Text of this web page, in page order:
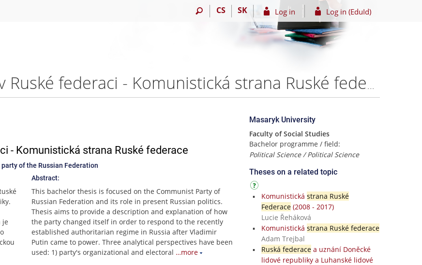
CS SK Log in Log in (EduId)
Opoziční politické strany v Ruské federaci - Komunistická strana Ruské federace – Ing. Mgr. Jan Karlíček
- Komunistická strana Ruské federace
of the Russian Federation
je
Abstract:
This bachelor thesis is focused on the Communist Party of
Russian Federation and its role in present Russian politics.
Thesis aims to provide a description and explanation of how
the party changed itself in order to respond to the recently
established authoritarian regime in Russia after Vladimir
Putin came to power. Three analytical perspectives have been
used: 1) party's organizational and electoral …more
Masaryk University
Faculty of Social Studies
Bachelor programme / field:
Political Science / Political Science
Theses on a related topic
Komunistická strana Ruské
Federace(2008 - 2017)
Lucie Řeháková
Komunistická strana Ruské federace
Adam Trejbal
Ruská federacea uznání Doněcké
lidové republiky a Luhanské lidové